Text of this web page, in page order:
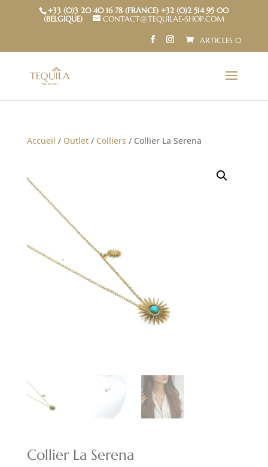
+33 (0)3 20 40 16 78 (FRANCE) +32 (0)2 514 95 00
(BELGIQUE)
CONTACT@TEQUILAE-SHOP.COM
ARTICLES 0
Accueil / Outlet/ Colliers / Collier La Serena
Collier La Serena